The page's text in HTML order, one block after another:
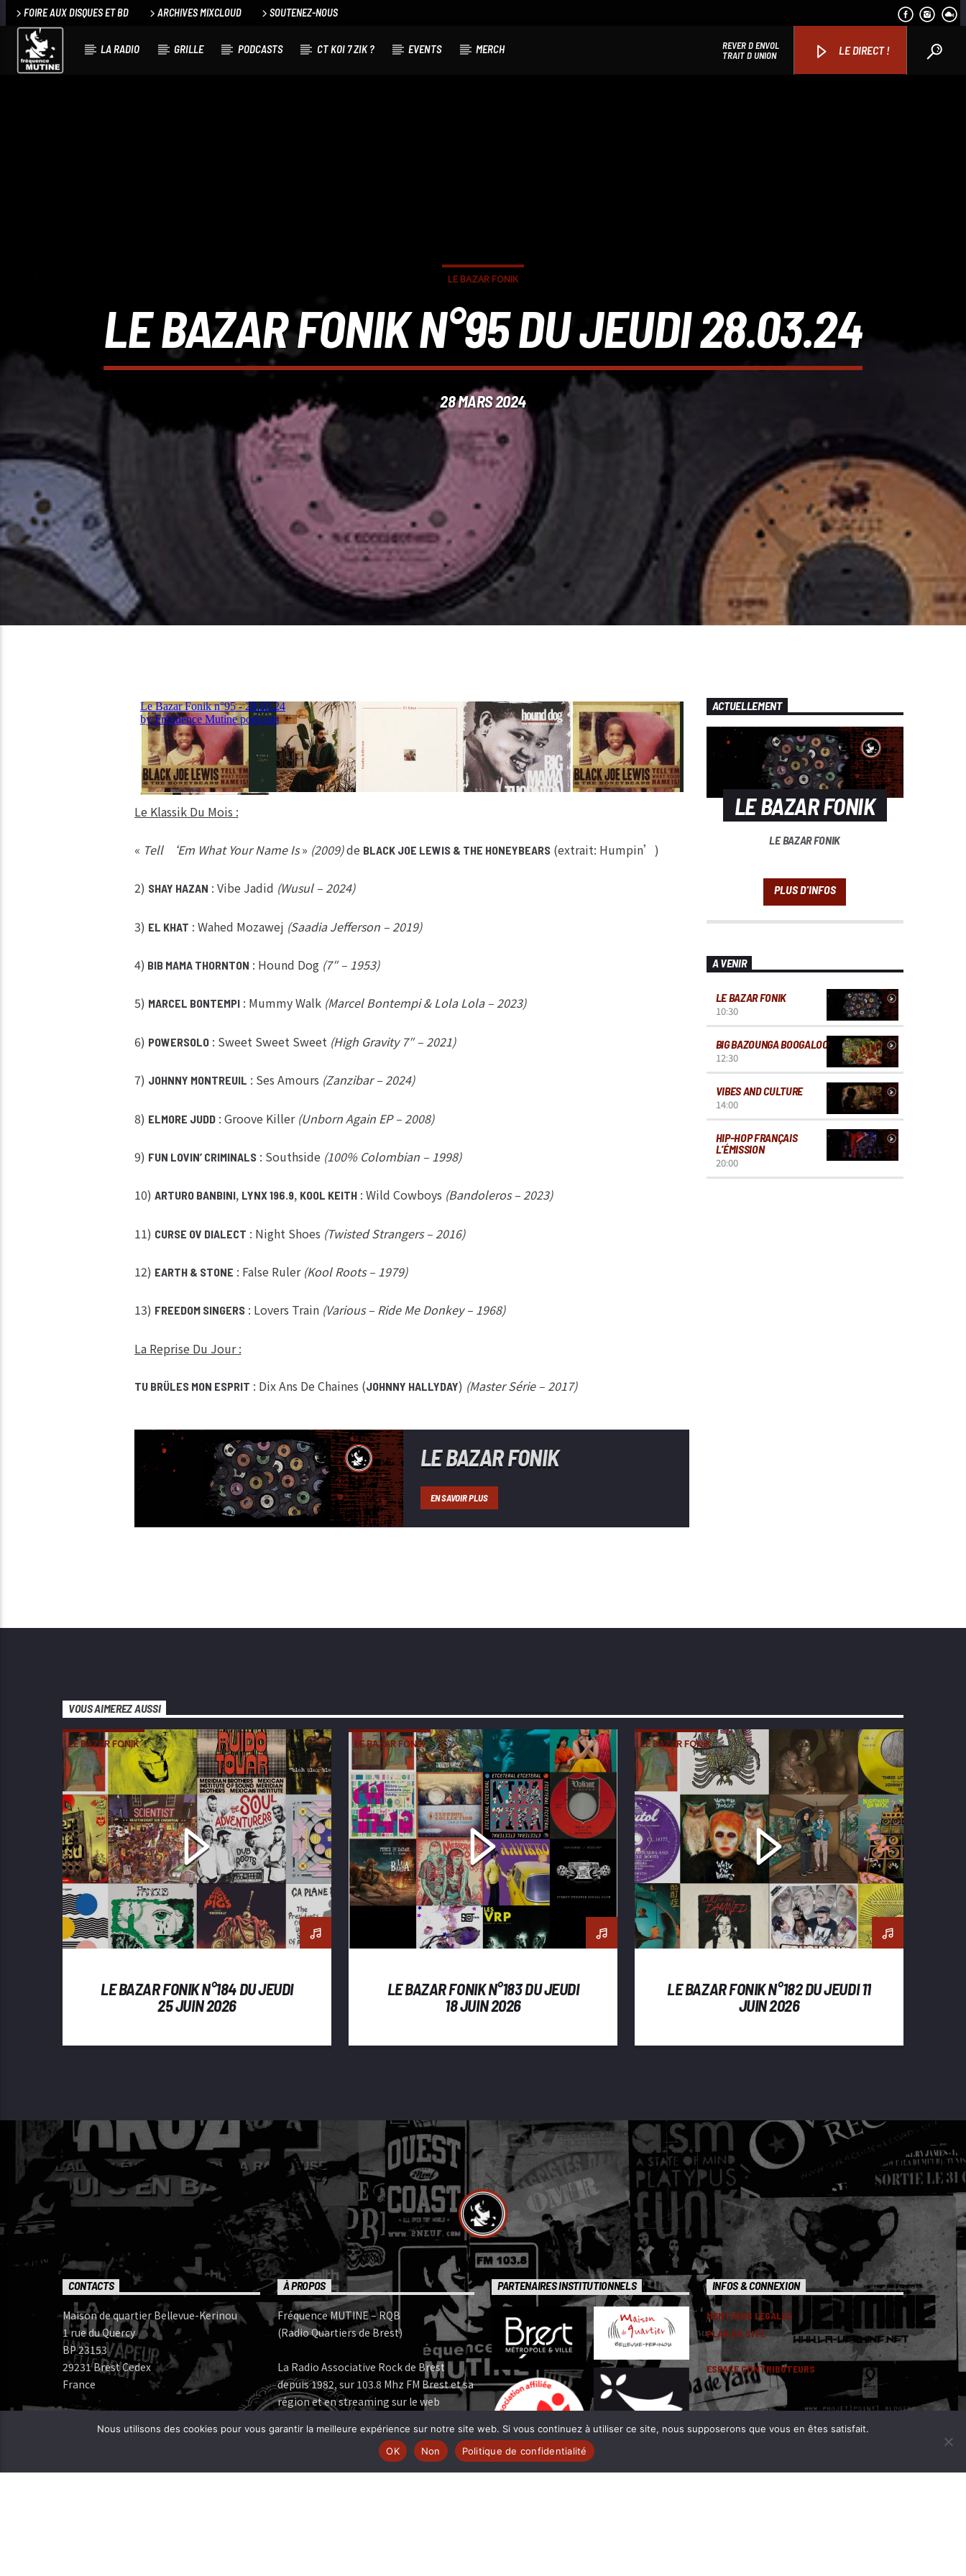
FOIRE AUX DISQUES ET BD ARCHIVES MIXCLOUD SOUTENEZ-NOUS
LA RADIO GRILLE PODCASTS CT KOI 7 ZIK ? EVENTS MERCH LE DIRECT !
REVER D ENVOL
TRAIT D UNION
LE BAZAR FONIK
LE BAZAR FONIK N°95 DU JEUDI 28.03.24
28 MARS 2024
Le Klassik Du Mois :
« Tell ‘Em What Your Name Is» (2009)de BLACK JOE LEWIS & THE HONEYBEARS(extrait: Humpin’)
2) SHAY HAZAN : Vibe Jadid (Wusul – 2024)
3) EL KHAT : Wahed Mozawej (Saadia Jefferson – 2019)
4) BIB MAMA THORNTON : Hound Dog (7″ – 1953)
5) MARCEL BONTEMPI: Mummy Walk (Marcel Bontempi & Lola Lola – 2023)
6) POWERSOLO: Sweet Sweet Sweet (High Gravity 7″ – 2021)
7) JOHNNY MONTREUIL : Ses Amours (Zanzibar – 2024)
8) ELMORE JUDD: Groove Killer (Unborn Again EP – 2008)
9) FUN LOVIN’ CRIMINALS: Southside (100% Colombian – 1998)
10) ARTURO BANBINI, LYNX 196.9, KOOL KEITH: Wild Cowboys (Bandoleros – 2023)
11) CURSE OV DIALECT : Night Shoes (Twisted Strangers – 2016)
12) EARTH & STONE : False Ruler(Kool Roots – 1979)
13) FREEDOM SINGERS: Lovers Train (Various – Ride Me Donkey – 1968)
La Reprise Du Jour :
TU BRÜLES MON ESPRIT : Dix Ans De Chaines (JOHNNY HALLYDAY) (Master Série – 2017)
LE BAZAR FONIK
EN SAVOIR PLUS
ACTUELLEMENT
LE BAZAR FONIK
LE BAZAR FONIK
A VENIR
LE BAZAR FONIK
10:30
BIG BAZOUNGA BOOGALOO
12:30
VIBES AND CULTURE
14:00
HIP-HOP FRANÇAIS
L’ÉMISSION
20:00
VOUS AIMEREZ AUSSI
LE BAZAR FONIK
LE BAZAR FONIK N°184 DU JEUDI
25 JUIN 2026
LE BAZAR FONIK
LE BAZAR FONIK N°183 DU JEUDI
18 JUIN 2026
LE BAZAR FONIK
LE BAZAR FONIK N°182 DU JEUDI 11
JUIN 2026
CONTACTS
Maison de quartier Bellevue-Kerinou
1 rue du Quercy
BP 23153
29231 Brest Cedex
France
Bureau: 02 98 05 07 96
Mail:
À PROPOS
Fréquence MUTINE – RQB
(Radio Quartiers de Brest)
La Radio Associative Rock de Brest
depuis 1982, sur 103.8 Mhz FM Brest et sa
région et en streaming sur le web
Fréquence MUTINE est membre:
FERAROCK | www.ferarock.org |
CORLAB | www.corlab.org|
PARTENAIRES INSTITUTIONNELS INFOS & CONNEXION
MENTIONS LEGALES
PLAN DU SITE
ESPACE CONTRIBUTEURS
Nous utilisons des cookies pour vous garantir la meilleure expérience sur notre site web. Si vous continuez à utiliser ce site, nous supposerons que vous en êtes satisfait.
OK
Non Politique de confidentialité